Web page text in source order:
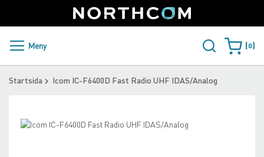
to
Content
Sweden
PRODUKTER OCH LÖSNINGAR
ÅTERFÖRSÄLJARE
Meny Varukorgen
0
Startsida Icom IC-F6400D Fast Radio UHF IDAS/Analog
Skip